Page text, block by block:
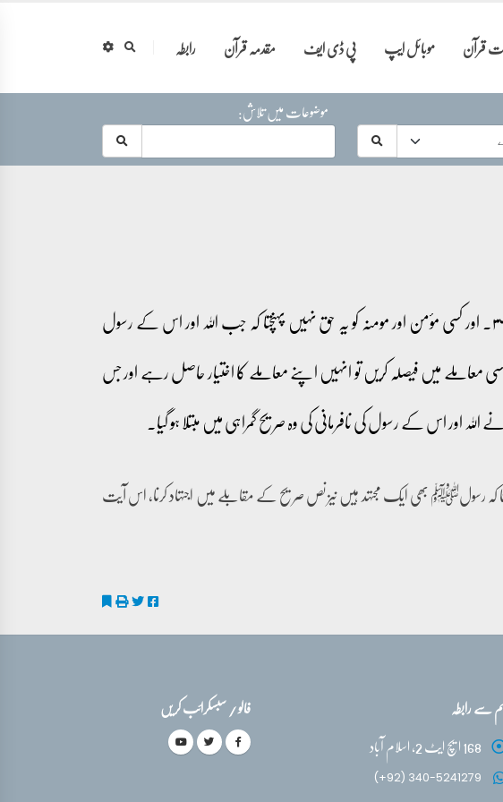
قرآن موبائل ایپ پی ڈی ایف مقدمہ قرآن
رابطہ
موضوعات میں تلاش:
۳۶۔ اور کسی مؤمن اور مومنہ کو یہ حق نہیں پہنچتا کہ جب اللہ اور اس کے رسول
معاملے میں فیصلہ کریں تو انہیں اپنے معاملے کا اختیار حاصل رہے اور جس
اللہ اور اس کے رسول کی نافرمانی کی وہ صریح گمراہی میں مبتلا ہو گیا۔
کہ رسولﷺ بھی ایک مجتہد ہیں نیز نص صریح کے مقابلے میں اجتہاد کرنا، اس آیت
سے رابطہ
168 ایچ ایٹ 2، اسلام آباد
(+92) 340-5241279
فالو / سبسکرائب کریں